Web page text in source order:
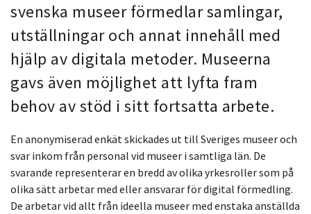
svenska museer förmedlar samlingar,
utställningar och annat innehåll med
hjälp av digitala metoder. Museerna
gavs även möjlighet att lyfta fram
behov av stöd i sitt fortsatta arbete.
En anonymiserad enkät skickades ut till Sveriges museer och
svar inkom från personal vid museer i samtliga län. De
svarande representerar en bredd av olika yrkesroller som på
olika sätt arbetar med eller ansvarar för digital förmedling.
De arbetar vid allt från ideella museer med enstaka anställda